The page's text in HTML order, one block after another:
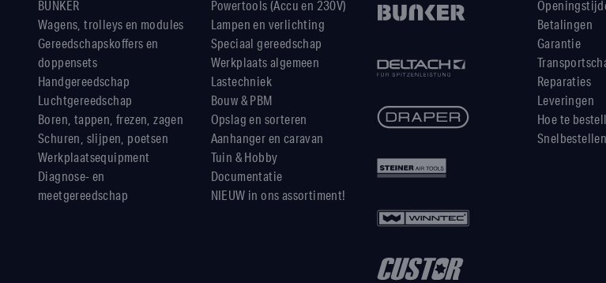
BUNKER
Wagens, trolleys en modules
Gereedschapskoffers en
doppensets
Handgereedschap
Luchtgereedschap
Boren, tappen, frezen, zagen
Schuren, slijpen, poetsen
Werkplaatsequipment
Diagnose- en
meetgereedschap
Powertools (Accu en 230V)
Lampen en verlichting
Speciaal gereedschap
Werkplaats algemeen
Lastechniek
Bouw & PBM
Opslag en sorteren
Aanhanger en caravan
Tuin & Hobby
Documentatie
NIEUW in ons assortiment!
Betalingen
Garantie
Reparaties
Leveringen
Hoe te
Snelbestellen